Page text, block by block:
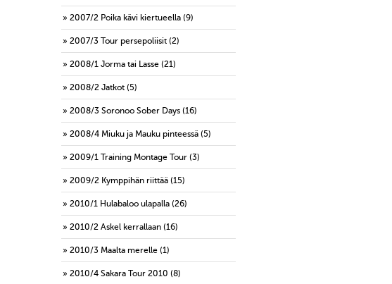
2007/2 Poika kävi kiertueella (9)
2007/3 Tour persepoliisit (2)
2008/1 Jorma tai Lasse (21)
2008/2 Jatkot (5)
2008/3 Soronoo Sober Days (16)
2008/4 Miuku ja Mauku pinteessä (5)
2009/1 Training Montage Tour (3)
2009/2 Kymppihän riittää (15)
2010/1 Hulabaloo ulapalla (26)
2010/2 Askel kerrallaan (16)
2010/3 Maalta merelle (1)
2010/4 Sakara Tour 2010 (8)